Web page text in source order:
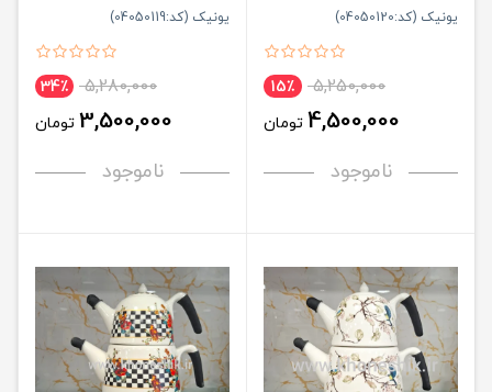
یونیک (کد:04050120)
5,250,000 15٪
4,500,000 تومان
ناموجود
یونیک (کد:04050119)
5,280,000 34٪
3,500,000 تومان
ناموجود